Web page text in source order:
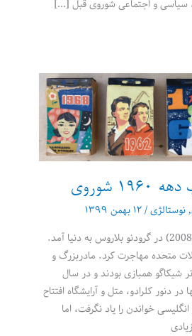
سیاسی و اجتماعی شوروی قبل […]
شوروی
,نوستالژی/۱۲ بهمن ۱۳۹۹
مادربزرگ من (1901–2008) در گرودنو بلاروس به دنیا آمد.
1921 به ایالات متحده مهاجرت کرد. مادربزرگ و
شیکاگو همبازی بودند و در سال
در دنور کلرادو، متل و آرایشگاه افتتاح
خواندن را یاد نگرفت، اما